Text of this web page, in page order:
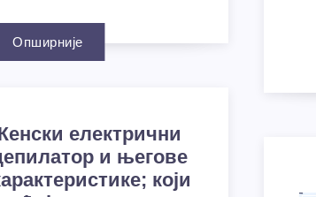
Опширније
електрични
и његове
који